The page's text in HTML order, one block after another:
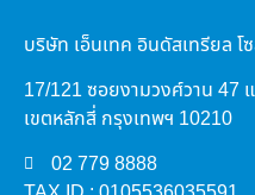
บริษัท เอ็นเทค อินดัสเทรียล โ
17/121 ซอยงามวงศ์วาน 47
เขตหลักสี่ กรุงเทพฯ 10210
02 779 8888